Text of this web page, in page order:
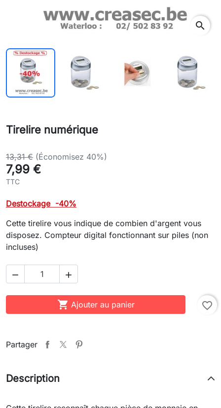
Tirelire numérique
13,31 € (Économisez 40%)
7,99 €
TTC
Destockage -40%
Cette tirelire vous indique de combien d'argent vous
disposez. Compteur digital fonctionnant sur piles (non
incluses)
 
 Ajouter au panier favorite_border
Partager
Description